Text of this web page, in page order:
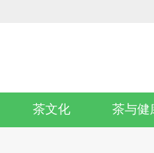
茶文化 茶与健